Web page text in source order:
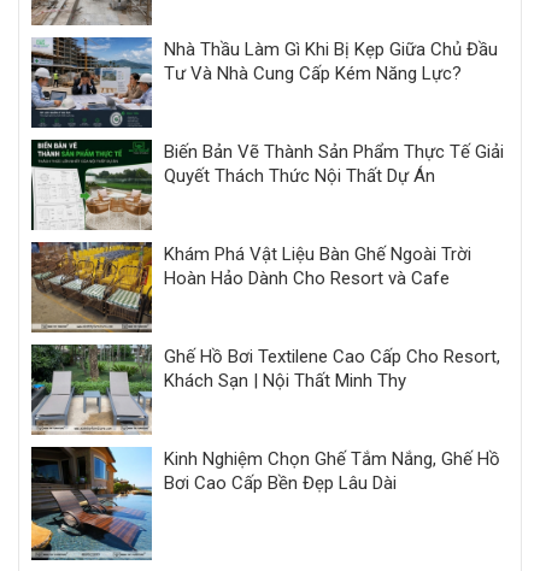
Nhà Thầu Làm Gì Khi Bị Kẹp Giữa Chủ Đầu
Tư Và Nhà Cung Cấp Kém Năng Lực?
Biến Bản Vẽ Thành Sản Phẩm Thực Tế Giải
Quyết Thách Thức Nội Thất Dự Án
Khám Phá Vật Liệu Bàn Ghế Ngoài Trời
Hoàn Hảo Dành Cho Resort và Cafe
Ghế Hồ Bơi Textilene Cao Cấp Cho Resort,
Khách Sạn | Nội Thất Minh Thy
Kinh Nghiệm Chọn Ghế Tắm Nắng, Ghế Hồ
Bơi Cao Cấp Bền Đẹp Lâu Dài